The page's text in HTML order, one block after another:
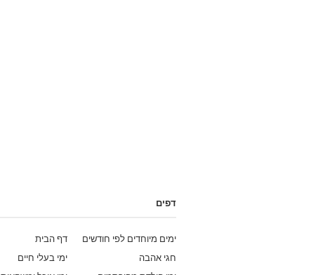
דפים
דף הבית
ימים מיוחדים לפי חודשים
ימי בעלי חיים
חגי אהבה